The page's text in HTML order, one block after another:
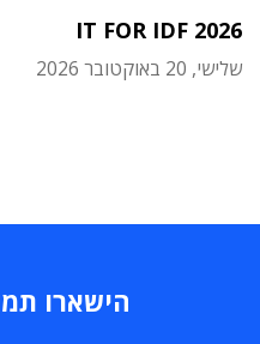
IT FOR IDF 2026
שלישי, 20 באוקטובר 2026
הישארו